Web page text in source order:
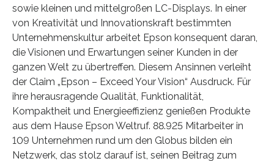
sowie kleinen und mittelgroßen LC-Displays. In einer
von Kreativität und Innovationskraft bestimmten
Unternehmenskultur arbeitet Epson konsequent daran,
die Visionen und Erwartungen seiner Kunden in der
ganzen Welt zu übertreffen. Diesem Ansinnen verleiht
der Claim „Epson – Exceed Your Vision“ Ausdruck. Für
ihre herausragende Qualität, Funktionalität,
Kompaktheit und Energieeffizienz genießen Produkte
aus dem Hause Epson Weltruf. 88.925 Mitarbeiter in
109 Unternehmen rund um den Globus bilden ein
Netzwerk, das stolz darauf ist, seinen Beitrag zum